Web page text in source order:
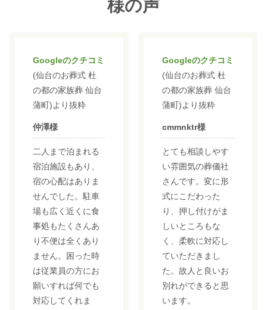
様の声
Googleのクチコミ
(仙台のお葬式 杜
の都の家族葬 仙台
蒲町)より抜粋
仲澤様
二人まで泊まれる
宿泊施設もあり、
宿の心配はありま
せんでした。駐車
場も広く近くに食
事処もたくさんあ
り不便は全くあり
ません。困った時
は従業員の方にお
願いすれば何でも
対応してくれま
Googleのクチコミ
(仙台のお葬式 杜
の都の家族葬 仙台
蒲町)より抜粋
cmmnktr様
とても相談しやす
い雰囲気の葬儀社
さんです。変に形
式にこだわった
り、押し付けがま
しいところもな
く、柔軟に対応し
ていただきまし
た。故人と良いお
別れができると思
います。